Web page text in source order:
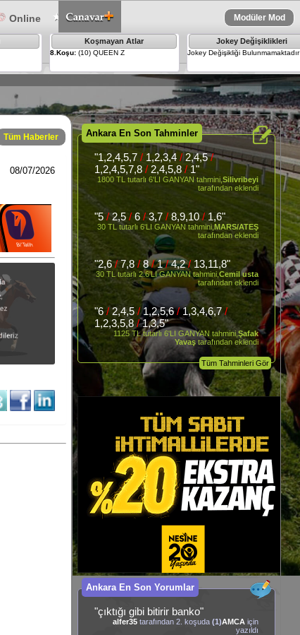
Online Modüler Mod
Koşmayan Atlar
8.Koşu:(10) QUEEN Z
Jokey Değişiklikleri
Jokey Değişikliği Bulunmamaktadır
Tüm Haberler
08/07/2026
Ankara En Son Tahminler
"1,2,4,5,7/ 1,2,3,4/2,4,5/
1,2,4,5,7,8/ 2,4,5,8/ 1"
1800 TL tutarlı 6'LI GANYAN tahmini,Silivribeyi
tarafından eklendi
"5/2,5/ 6/3,7/8,9,10/ 1,6"
30 TL tutarlı 6'LI GANYAN tahmini,MARS/ATEŞ
tarafından eklendi
"2,6/7,8/ 8/1/4,2/ 13,11,8"
30 TL tutarlı 2.6'LI GANYAN tahmini,Cemil usta
tarafından eklendi
"6/2,4,5/1,2,5,6/1,3,4,6,7/
1,2,3,5,8/1,3,5"
1125 TL tutarlı 6'LI GANYAN tahmini,Şafak
Yavaş tarafından eklendi
Tüm Tahminleri Gör
Ankara En Son Yorumlar
"çıktığı gibi bitirir banko"
alfer35 tarafından 2. koşuda(1)AMCA için
yazıldı